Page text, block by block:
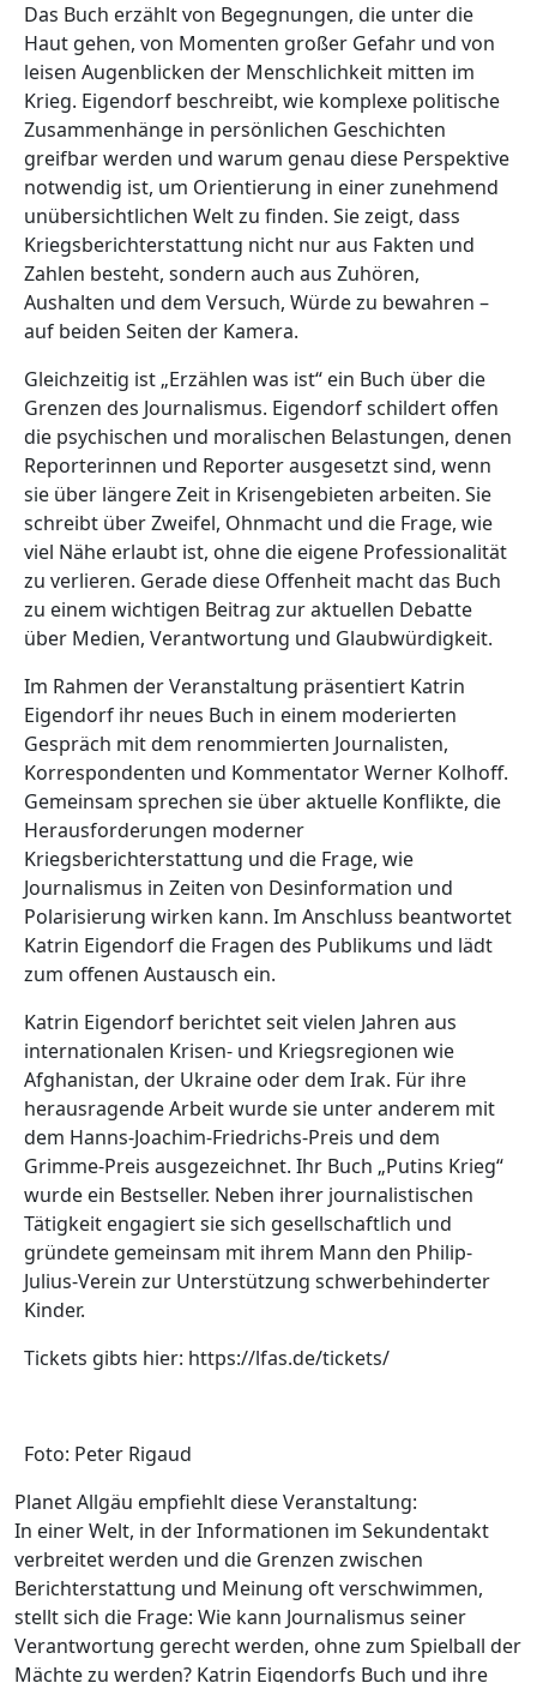
Das Buch erzählt von Begegnungen, die unter die
Haut gehen, von Momenten großer Gefahr und von
leisen Augenblicken der Menschlichkeit mitten im
Krieg. Eigendorf beschreibt, wie komplexe politische
Zusammenhänge in persönlichen Geschichten
greifbar werden und warum genau diese Perspektive
notwendig ist, um Orientierung in einer zunehmend
unübersichtlichen Welt zu finden. Sie zeigt, dass
Kriegsberichterstattung nicht nur aus Fakten und
Zahlen besteht, sondern auch aus Zuhören,
Aushalten und dem Versuch, Würde zu bewahren –
auf beiden Seiten der Kamera.
Gleichzeitig ist „Erzählen was ist“ ein Buch über die
Grenzen des Journalismus. Eigendorf schildert offen
die psychischen und moralischen Belastungen, denen
Reporterinnen und Reporter ausgesetzt sind, wenn
sie über längere Zeit in Krisengebieten arbeiten. Sie
schreibt über Zweifel, Ohnmacht und die Frage, wie
viel Nähe erlaubt ist, ohne die eigene Professionalität
zu verlieren. Gerade diese Offenheit macht das Buch
zu einem wichtigen Beitrag zur aktuellen Debatte
über Medien, Verantwortung und Glaubwürdigkeit.
Im Rahmen der Veranstaltung präsentiert Katrin
Eigendorf ihr neues Buch in einem moderierten
Gespräch mit dem renommierten Journalisten,
Korrespondenten und Kommentator Werner Kolhoff.
Gemeinsam sprechen sie über aktuelle Konflikte, die
Herausforderungen moderner
Kriegsberichterstattung und die Frage, wie
Journalismus in Zeiten von Desinformation und
Polarisierung wirken kann. Im Anschluss beantwortet
Katrin Eigendorf die Fragen des Publikums und lädt
zum offenen Austausch ein.
Katrin Eigendorf berichtet seit vielen Jahren aus
internationalen Krisen- und Kriegsregionen wie
Afghanistan, der Ukraine oder dem Irak. Für ihre
herausragende Arbeit wurde sie unter anderem mit
dem Hanns-Joachim-Friedrichs-Preis und dem
Grimme-Preis ausgezeichnet. Ihr Buch „Putins Krieg“
wurde ein Bestseller. Neben ihrer journalistischen
Tätigkeit engagiert sie sich gesellschaftlich und
gründete gemeinsam mit ihrem Mann den Philip-
Julius-Verein zur Unterstützung schwerbehinderter
Kinder.
Tickets gibts hier: https://lfas.de/tickets/
Foto: Peter Rigaud
Planet Allgäu empfiehlt diese Veranstaltung:
In einer Welt, in der Informationen im Sekundentakt
verbreitet werden und die Grenzen zwischen
Berichterstattung und Meinung oft verschwimmen,
stellt sich die Frage: Wie kann Journalismus seiner
Verantwortung gerecht werden, ohne zum Spielball der
Mächte zu werden? Katrin Eigendorfs Buch und ihre